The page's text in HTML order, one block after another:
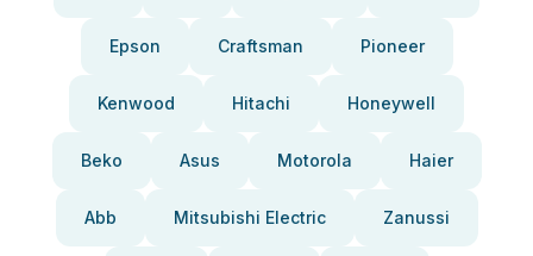
Epson Craftsman Pioneer
Kenwood Hitachi Honeywell
Beko Asus Motorola Haier
Abb Mitsubishi Electric Zanussi